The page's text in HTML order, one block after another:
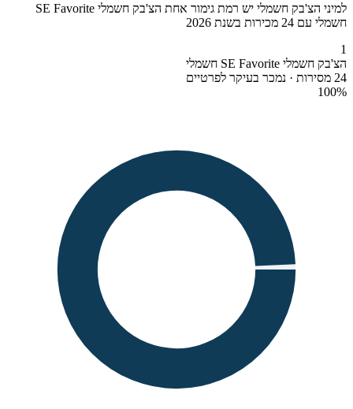
למיני הצ'בק חשמלי יש רמת גימור אחת הצ'בק חשמלי SE Favorite
חשמלי עם 24 מכירות בשנת 2026
1
הצ'בק חשמלי SE Favorite חשמלי
24 מסירות · נמכר בעיקר לפרטיים
100%